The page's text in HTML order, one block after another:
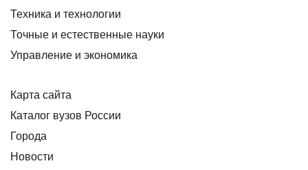
Техника и технологии
Точные и естественные науки
Управление и экономика
Карта сайта
Каталог вузов России
Города
Новости